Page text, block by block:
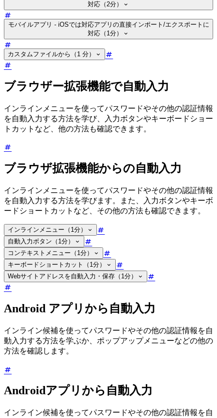
対応（2分）
モバイルアプリ - iOSでは対応アプリの直接インポート/エクスポートに
対応（1分）
カスタムファイルから（1 分）
ブラウザー拡張機能で自動入力
インラインメニューを使ってパスワードやその他の認証情報
を自動入力する方法を学び、入力ボタンやキーボードショー
トカットなど、他の方法も確認できます。
ブラウザ拡張機能からの自動入力
インラインメニューを使ってパスワードやその他の認証情報
を自動入力する方法を学びます。また、入力ボタンやキーボ
ードショートカットなど、その他の方法も確認できます。
インラインメニュー（1分）
自動入力ボタン（1分）
コンテキストメニュー（1分）
キーボードショートカット（1分）
Webサイトアドレスを自動入力・保存（1分）
Android アプリから自動入力
インライン候補を使ってパスワードやその他の認証情報を自
動入力する方法を学ぶか、ポップアップメニューなどの他の
方法を確認します。
Androidアプリから自動入力
インライン候補を使ってパスワードやその他の認証情報を自